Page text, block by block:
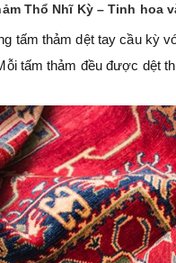
Thổ Nhĩ Kỳ – Tinh hoa
tấm thảm dệt tay cầu kỳ
tấm thảm đều được dệt